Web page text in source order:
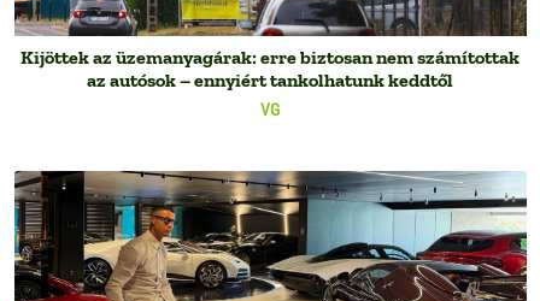
VG
Kijöttek az üzemanyagárak: erre biztosan nem számítottak
az autósok – ennyiért tankolhatunk keddtől